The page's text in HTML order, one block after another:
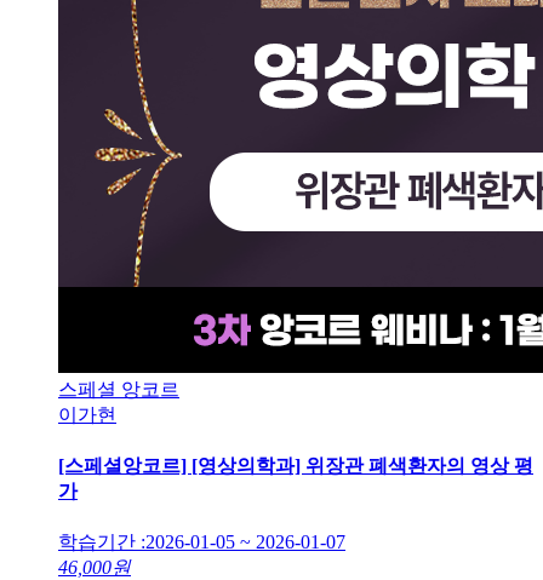
스페셜 앙코르
이가현
[스페셜앙코르] [영상의학과] 위장관 폐색환자의 영상 평
가
학습기간 :2026-01-05 ~ 2026-01-07
46,000원